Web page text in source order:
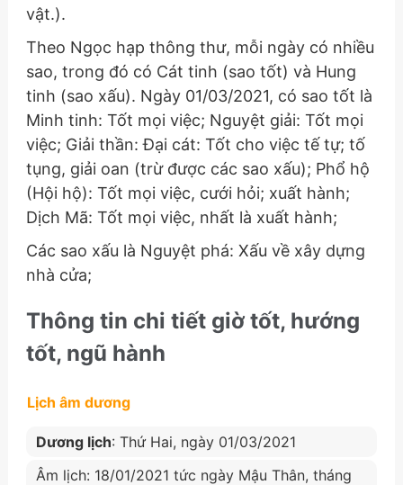
vật.).
Theo Ngọc hạp thông thư, mỗi ngày có nhiều
sao, trong đó có Cát tinh (sao tốt) và Hung
tinh (sao xấu). Ngày 01/03/2021, có sao tốt là
Minh tinh: Tốt mọi việc; Nguyệt giải: Tốt mọi
việc; Giải thần: Đại cát: Tốt cho việc tế tự; tố
tụng, giải oan (trừ được các sao xấu); Phổ hộ
(Hội hộ): Tốt mọi việc, cưới hỏi; xuất hành;
Dịch Mã: Tốt mọi việc, nhất là xuất hành;
Các sao xấu là Nguyệt phá: Xấu về xây dựng
nhà cửa;
Thông tin chi tiết giờ tốt, hướng
tốt, ngũ hành
Lịch âm dương
Dương lịch: Thứ Hai, ngày 01/03/2021
Âm lịch: 18/01/2021 tức ngày Mậu Thân, tháng